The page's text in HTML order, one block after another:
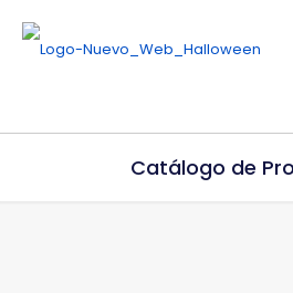
Catálogo de